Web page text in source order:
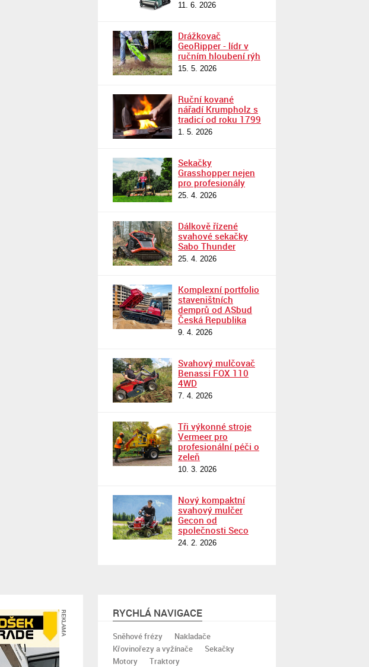
11. 6. 2026
Drážkovač
GeoRipper - lídr v
ručním hloubení rýh
15. 5. 2026
Ruční kované
nářadí Krumpholz s
tradicí od roku 1799
1. 5. 2026
Sekačky
Grasshopper nejen
pro profesionály
25. 4. 2026
Dálkově řízené
svahové sekačky
Sabo Thunder
25. 4. 2026
Komplexní portfolio
staveništních
demprů od ASbud
Česká Republika
9. 4. 2026
Svahový mulčovač
Benassi FOX 110
4WD
7. 4. 2026
Tři výkonné stroje
Vermeer pro
profesionální péči o
zeleň
10. 3. 2026
Nový kompaktní
svahový mulčer
Gecon od
společnosti Seco
24. 2. 2026
REKLAMA RYCHLÁ NAVIGACE
Sněhové frézy
Nakladače
Křovinořezy a vyžínače
Sekačky
Motory
Traktory